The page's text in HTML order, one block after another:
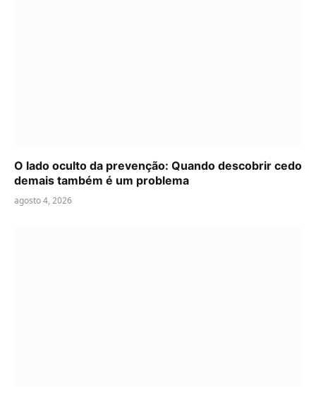
O lado oculto da prevenção: Quando descobrir cedo
demais também é um problema
agosto 4, 2026